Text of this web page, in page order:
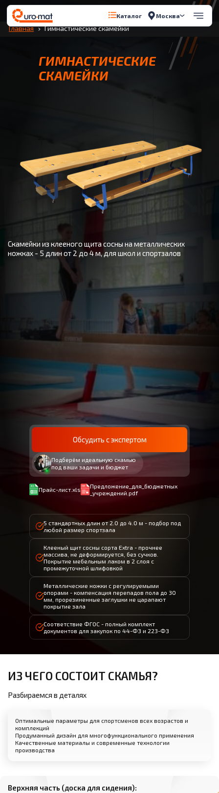
Каталог Москва
Перейти к содержимому
Главная Гимнастические скамейки
ГИМНАСТИЧЕСКИЕ
СКАМЕЙКИ
Скамейки из клееного щита сосны на металлических
ножках - 5 длин от 2 до 4 м, для школ и спортзалов
Обсудить с экспертом
Подберём идеальную скамью
под ваши задачи и бюджет
Предложение_для_бюджетных
_учреждений.pdf
Прайс-лист.xls
5 стандартных длин от 2.0 до 4.0 м - подбор под
любой размер спортзала
Клееный щит сосны сорта Extra - прочнее
массива, не деформируется, без сучков.
Покрытие мебельным лаком в 2 слоя с
промежуточной шлифовкой
Металлические ножки с регулируемыми
опорами - компенсация перепадов пола до 30
мм, прорезиненные заглушки не царапают
покрытие зала
Соответствие ФГОС - полный комплект
документов для закупок по 44-ФЗ и 223-ФЗ
ИЗ ЧЕГО СОСТОИТ СКАМЬЯ?
Разбираемся в деталях
Оптимальные параметры для спортсменов всех возрастов и
комплекций
Продуманный дизайн для многофункционального применения
Качественные материалы и современные технологии
производства
Верхняя часть (доска для сидения):